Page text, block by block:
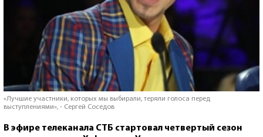
«Лучшие участники, которых мы выбирали, теряли голоса перед
выступлениями», - Сергей Соседов
В эфире телеканала СТБ стартовал четвертый сезон